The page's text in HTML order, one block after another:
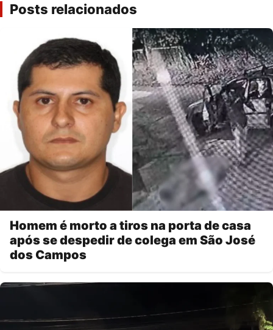
Posts relacionados
Homem é morto a tiros na porta de casa
após se despedir de colega em São José
dos Campos